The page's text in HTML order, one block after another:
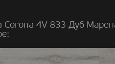
Corona 4V 833 Дуб